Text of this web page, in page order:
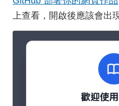
上查看，開啟後應該會出